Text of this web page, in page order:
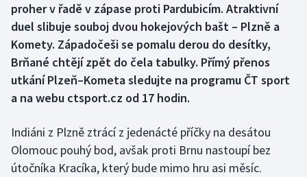
Dostihy
Florbal
Futsal
Gymnastika
proher v řadě v zápase proti Pardubicím. Atraktivní
duel slibuje souboj dvou hokejových bašt – Plzně a
Komety. Západočeši se pomalu derou do desítky,
Brňané chtějí zpět do čela tabulky. Přímý přenos
utkání Plzeň–Kometa sledujte na programu ČT sport
a na webu ctsport.cz od 17 hodin.
Indiáni z Plzně ztrácí z jedenácté příčky na desátou
Olomouc pouhý bod, avšak proti Brnu nastoupí bez
útočníka Kracíka, který bude mimo hru asi měsíc.